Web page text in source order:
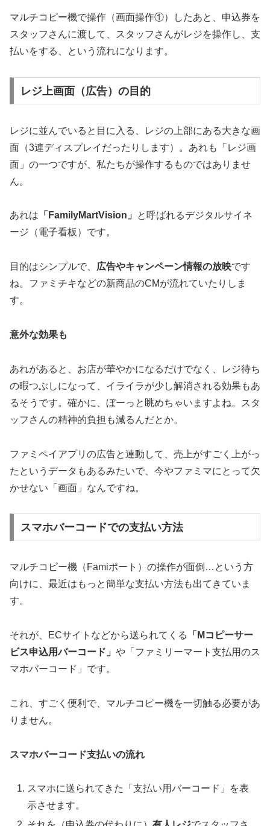
マルチコピー機で操作（画面操作①）したあと、申込券を
スタッフさんに渡して、スタッフさんがレジを操作し、支
払いをする、という流れになります。
レジ上画面（広告）の目的
レジに並んでいると目に入る、レジの上部にある大きな画
面（3連ディスプレイだったりします）。あれも「レジ画
面」の一つですが、私たちが操作するものではありませ
ん。
あれは 「FamilyMartVision」
と呼ばれるデジタルサイネ
ージ（電子看板）です。
目的はシンプルで、 広告やキャンペーン情報の放映です
ね。ファミチキなどの新商品のCMが流れていたりしま
す。
意外な効果も
あれがあると、お店が華やかになるだけでなく、レジ待ち
の暇つぶしになって、 イライラが少し解消される効果もあ
るそうです。確かに、ぼーっと眺めちゃいますよね。スタ
ッフさんの精神的負担も減るんだとか。
ファミペイアプリの広告と連動して、売上がすごく上がっ
たというデータもあるみたいで、今やファミマにとって欠
かせない「画面」なんですね。
スマホバーコードでの支払い方法
マルチコピー機（Famiポート）の操作が面倒…という方
向けに、最近はもっと簡単な支払い方法も出てきていま
す。
それが、ECサイトなどから送られてくる
「Mコピーサー
ビス申込用バーコード」 や「ファミリーマート支払用のス
マホバーコード」です。
これ、すごく便利で、マルチコピー機を一切触る必要があ
りません。
スマホバーコード支払いの流れ
スマホに送られてきた「支払い用バーコード」を表
示させます。